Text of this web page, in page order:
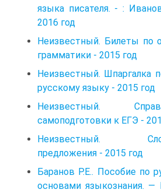
языка писателя. - :
2016 год
Неизвестный. Билеты по
грамматики - 2015 год
Неизвестный. Шпаргалка
русскому языку - 2015 год
Неизвестный.
самоподготовки к ЕГЭ -
Неизвестный.
предложения - 2015 год
Баранов Р.Е.. Пособие по
основами языкознания.